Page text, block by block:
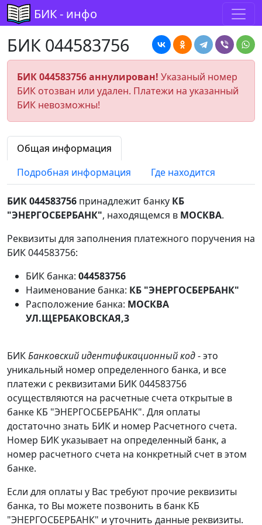
БИК - инфо
БИК 044583756
БИК 044583756 аннулирован! Указаный номер
БИК отозван или удален. Платежи на указанный
БИК невозможны!
Общая информация
Подробная информация
Где находится
БИК 044583756 принадлежит банку КБ
"ЭНЕРГОСБЕРБАНК", находящемся в МОСКВА.
Реквизиты для заполнения платежного поручения на
БИК 044583756:
БИК банка: 044583756
Наименование банка: КБ "ЭНЕРГОСБЕРБАНК"
Расположение банка: МОСКВА
УЛ.ЩЕРБАКОВСКАЯ,3
БИКБанковский идентификационный код- это
уникальный номер определенного банка, и все
платежи с реквизитами БИК 044583756
осуществляются на расчетные счета открытые в
банке КБ "ЭНЕРГОСБЕРБАНК". Для оплаты
достаточно знать БИК и номер Расчетного счета.
Номер БИК указывает на определенный банк, а
номер расчетного счета на конкретный счет в этом
банке.
Если для оплаты у Вас требуют прочие реквизиты
банка, то Вы можете позвонить в банк КБ
"ЭНЕРГОСБЕРБАНК" и уточнить данные реквизиты.